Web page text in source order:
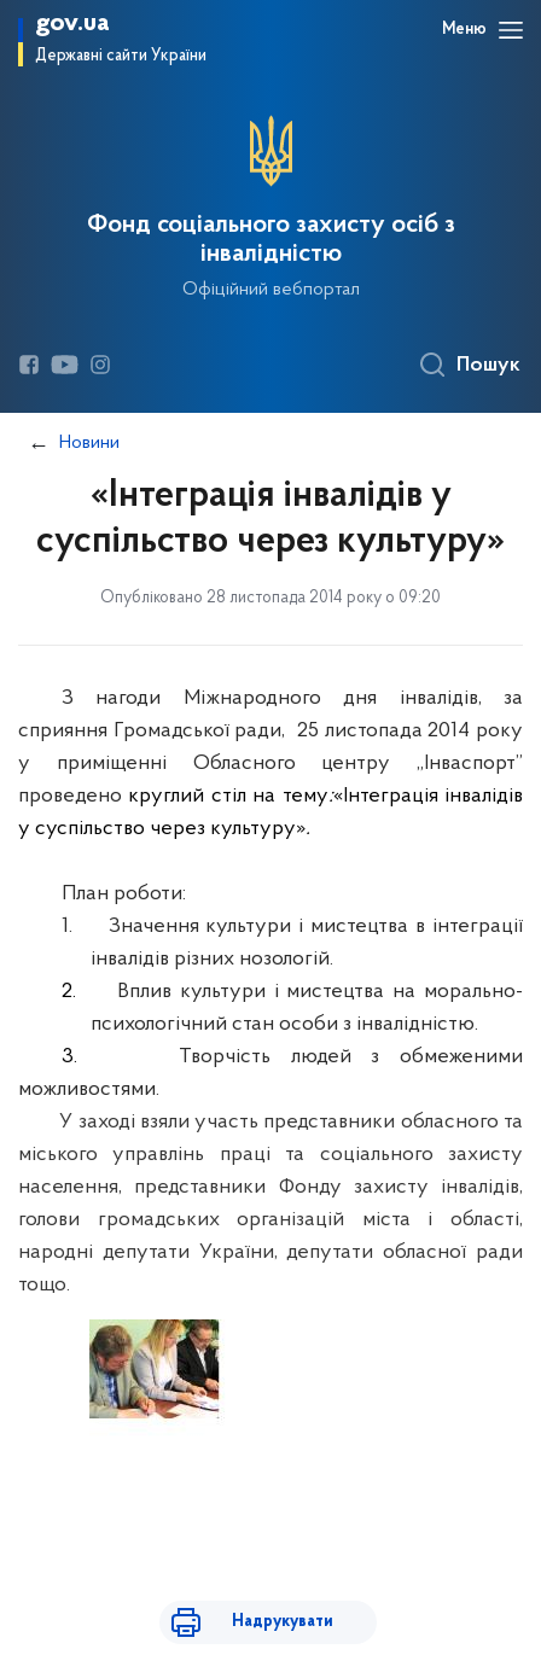
gov.ua
Державні сайти України
Меню
Фонд соціального захисту осіб з
інвалідністю
Офіційний вебпортал
Пошук
Новини
«Інтеграція інвалідів у
суспільство через культуру»
Опубліковано 28 листопада 2014 року о 09:20
З нагоди Міжнародного дня інвалідів, за
сприяння Громадської ради, 25 листопада 2014 року
у приміщенні Обласного центру „Інваспорт”
проведено круглий стіл на тему:«Інтеграція інвалідів
у суспільство через культуру».
План роботи:
1.
Значення культури і мистецтва в інтеграції
інвалідів різних нозологій.
2.
Вплив культури і мистецтва на морально-
психологічний стан особи з інвалідністю.
3.
Творчість людей з обмеженими
можливостями.
У заході взяли участь представники обласного та
міського управлінь праці та соціального захисту
населення, представники Фонду захисту інвалідів,
голови громадських організацій міста і області,
народні депутати України, депутати обласної ради
тощо.
Надрукувати